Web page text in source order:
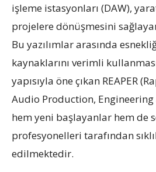
işleme istasyonları (DAW),
projelere dönüşmesini
Bu yazılımlar arasında
kaynaklarını verimli
yapısıyla öne çıkan REAPER
Audio Production, Engineering
hem yeni başlayanlar hem de
profesyonelleri tarafından
edilmektedir.